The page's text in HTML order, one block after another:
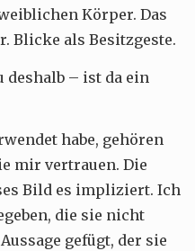
Körper. Das
Blicke als Besitzgeste.
deshalb – ist da ein
habe, gehören
mir vertrauen. Die
Bild es impliziert. Ich
die sie nicht
gefügt, der sie